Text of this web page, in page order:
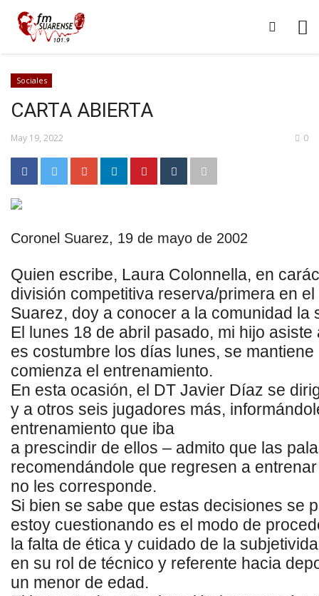
Sociales
CARTA ABIERTA
May 19, 2022 0
Coronel Suarez, 19 de mayo de 2002
Quien escribe, Laura Colonnella, en
división competitiva reserva/primera en
Suarez, doy a conocer a la comunidad la
El lunes 18 de abril pasado, mi hijo asiste
es costumbre los días lunes, se
comienza el entrenamiento.
En esta ocasión, el DT Javier Díaz se
y a otros seis jugadores más,
entrenamiento que iba
a prescindir de ellos – admito que las
recomendándole que regresen a entrenar
no les corresponde.
Si bien se sabe que estas decisiones se
estoy cuestionando es el modo de
la falta de ética y cuidado de la
en su rol de técnico y referente hacia
un menor de edad.